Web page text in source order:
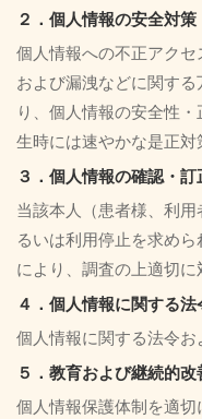
２．個人情報の安全対策
個人情報への不正アク
および漏洩などに関す
り、個人情報の安全性
生時には速やかな是正対
３．個人情報の確認・
当該本人（患者様、利
るいは利用停止を求め
により、調査の上適切に
４．個人情報に関する
個人情報に関する法令お
５．教育および継続的改
個人情報保護体制を適